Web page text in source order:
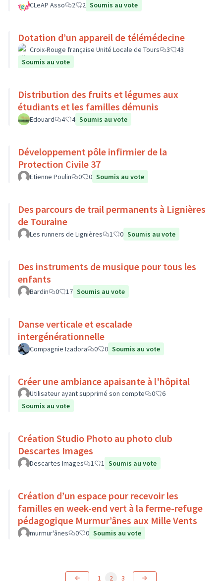
CLeAP Asso 2 2 Soumis au vote
Dotation d’un appareil de télémédecine
Croix-Rouge française Unité Locale de Tours 3
43
Soumis au vote
Distribution des fruits et légumes aux
étudiants et les familles démunis
Edouard 4 4 Soumis au vote
Développement pôle infirmier de la
Protection Civile 37
Etienne Poulin 0 0 Soumis au vote
Des parcours de trail permanents à Lignières
de Touraine
Les runners de Lignières 1 0 Soumis au vote
Des instruments de musique pour tous les
enfants
Bardin 0 17 Soumis au vote
Danse verticale et escalade
intergénérationnelle
Compagnie Izadora 0 0 Soumis au vote
Créer une ambiance apaisante à l'hôpital
Utilisateur ayant supprimé son compte 0
6
Soumis au vote
Création Studio Photo au photo club
Descartes Images
Descartes Images 1 1 Soumis au vote
Création d’un espace pour recevoir les
familles en week-end vert à la ferme-refuge
pédagogique Murmur’ânes aux Mille Vents
murmur'ânes 0 0 Soumis au vote
1 2 3